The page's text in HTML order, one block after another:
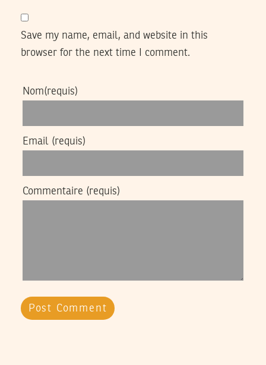
Save my name, email, and website in this
browser for the next time I comment.
Nom(requis)
Email (requis)
Commentaire (requis)